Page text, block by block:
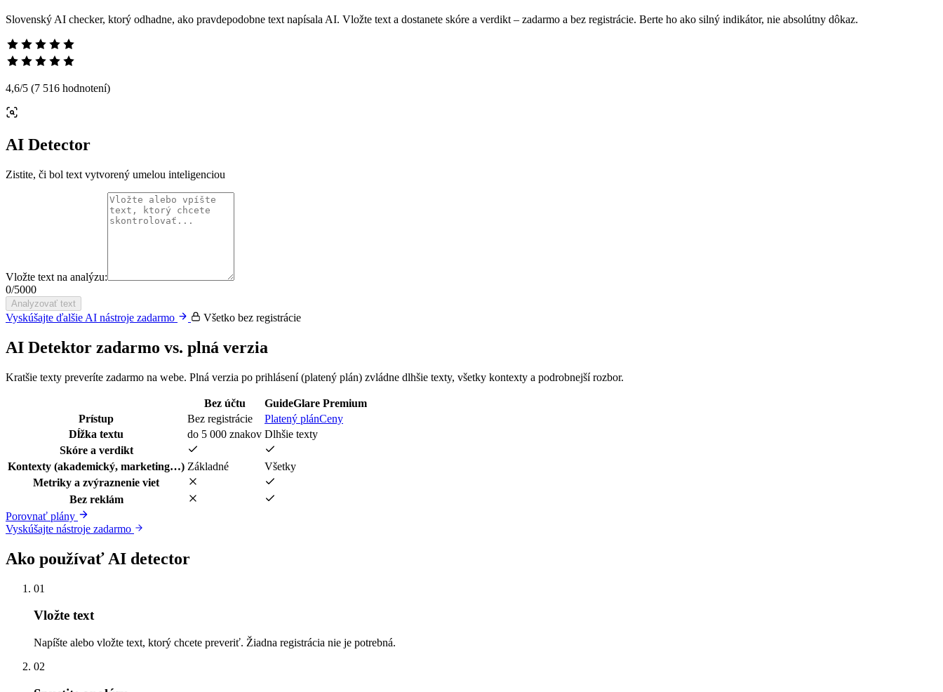
Slovenský AI checker, ktorý odhadne, ako pravdepodobne text napísala AI. Vložte text a dostanete skóre a verdikt – zadarmo a bez registrácie. Berte ho ako silný indikátor, nie absolútny dôkaz.
4,6/5 (7 516 hodnotení)
AI Detector
Zistite, či bol text vytvorený umelou inteligenciou
Vložte text na analýzu:
0/5000
Analyzovať text
Vyskúšajte ďalšie AI nástroje zadarmo Všetko bez registrácie
AI Detektor zadarmo vs. plná verzia
Kratšie texty preveríte zadarmo na webe. Plná verzia po prihlásení (platený plán) zvládne dlhšie texty, všetky kontexty a podrobnejší rozbor.
Bez účtu
GuideGlare Premium
Prístup
Bez registrácie Platený plánCeny
Dĺžka textu
do 5 000 znakov Dlhšie texty
Skóre a verdikt
Kontexty (akademický, marketing…) Základné
Všetky
Metriky a zvýraznenie viet
Bez reklám
Porovnať plány
Vyskúšajte nástroje zadarmo
Ako používať AI detector
01
Vložte text
Napíšte alebo vložte text, ktorý chcete preveriť. Žiadna registrácia nie je potrebná.
02